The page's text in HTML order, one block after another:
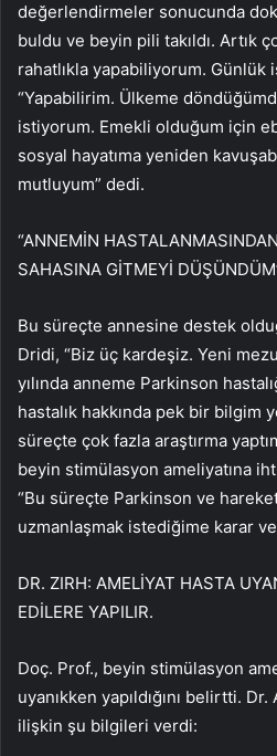
değerlendirmeler sonucunda
buldu ve beyin pili takıldı. Artık
rahatlıkla yapabiliyorum.
“Yapabilirim. Ülkeme
istiyorum. Emekli olduğum için
sosyal hayatıma yeniden
mutluyum” dedi.
“ANNEMİN
SAHASINA GİTMEYİ
Bu süreçte annesine destek
Dridi, “Biz üç kardeşiz. Yeni
yılında anneme Parkinson
hastalık hakkında pek bir bilgim
süreçte çok fazla araştırma
beyin stimülasyon ameliyatına
“Bu süreçte Parkinson ve
uzmanlaşmak istediğime karar
DR. ZIRH: AMELİYAT HASTA
EDİLERE YAPILIR.
Doç. Prof., beyin stimülasyon
uyanıkken yapıldığını belirtti.
ilişkin şu bilgileri verdi: